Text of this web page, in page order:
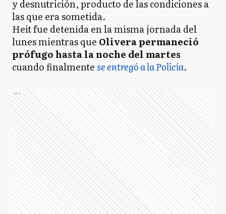
y desnutrición, producto de las condiciones a
las que era sometida.
Heit fue detenida en la misma jornada del
lunes mientras que Olivera permaneció
prófugo hasta la noche del martes
cuando finalmentese entregó a la Policía.
Ads